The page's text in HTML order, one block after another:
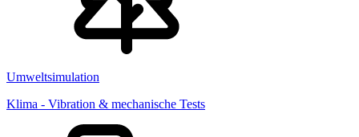
Umweltsimulation
Klima - Vibration & mechanische Tests